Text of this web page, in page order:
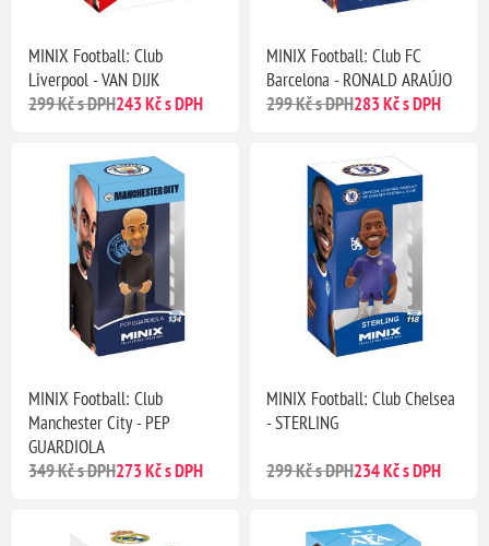
MINIX Football: Club
Liverpool - VAN DIJK
299 Kč s DPH243 Kč s DPH
MINIX Football: Club FC
Barcelona - RONALD ARAÚJO
299 Kč s DPH283 Kč s DPH
MINIX Football: Club
Manchester City - PEP
GUARDIOLA
349 Kč s DPH273 Kč s DPH
MINIX Football: Club Chelsea
- STERLING
299 Kč s DPH234 Kč s DPH